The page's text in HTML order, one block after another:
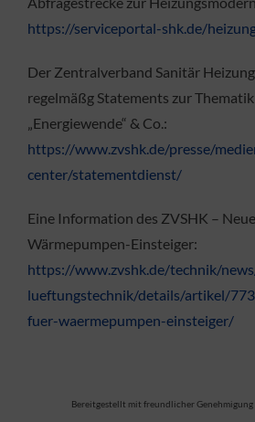
https://serviceportal-shk.de/
Der Zentralverband Sanitär
regelmäßg Statements zur Thematik
„Energiewende“ & Co.:
https://www.zvshk.de/presse/
center/statementdienst/
Eine Information des ZVSHK –
Wärmepumpen-Einsteiger:
https://www.zvshk.de/technik/
lueftungstechnik/details/artikel/
fuer-waermepumpen-einsteiger/
Bereitgestellt mit freundlicher